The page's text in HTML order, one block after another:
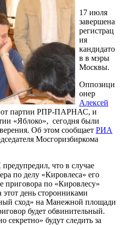
17 июля
завершена
регистрац
ия
кандидато
в в мэры
Москвы.
Оппозици
онер
Алексей
от партии РПР-ПАРНАС, и
«Яблоко», сегодня были
Об этом сообщает РИА
Мосгоризбиркома
что в случае
по делу «Кировлеса» его
приговора по «Кировлесу»
этот день сторонниками
сход» на Манежной площади
будет обвинительный.
будут следить за